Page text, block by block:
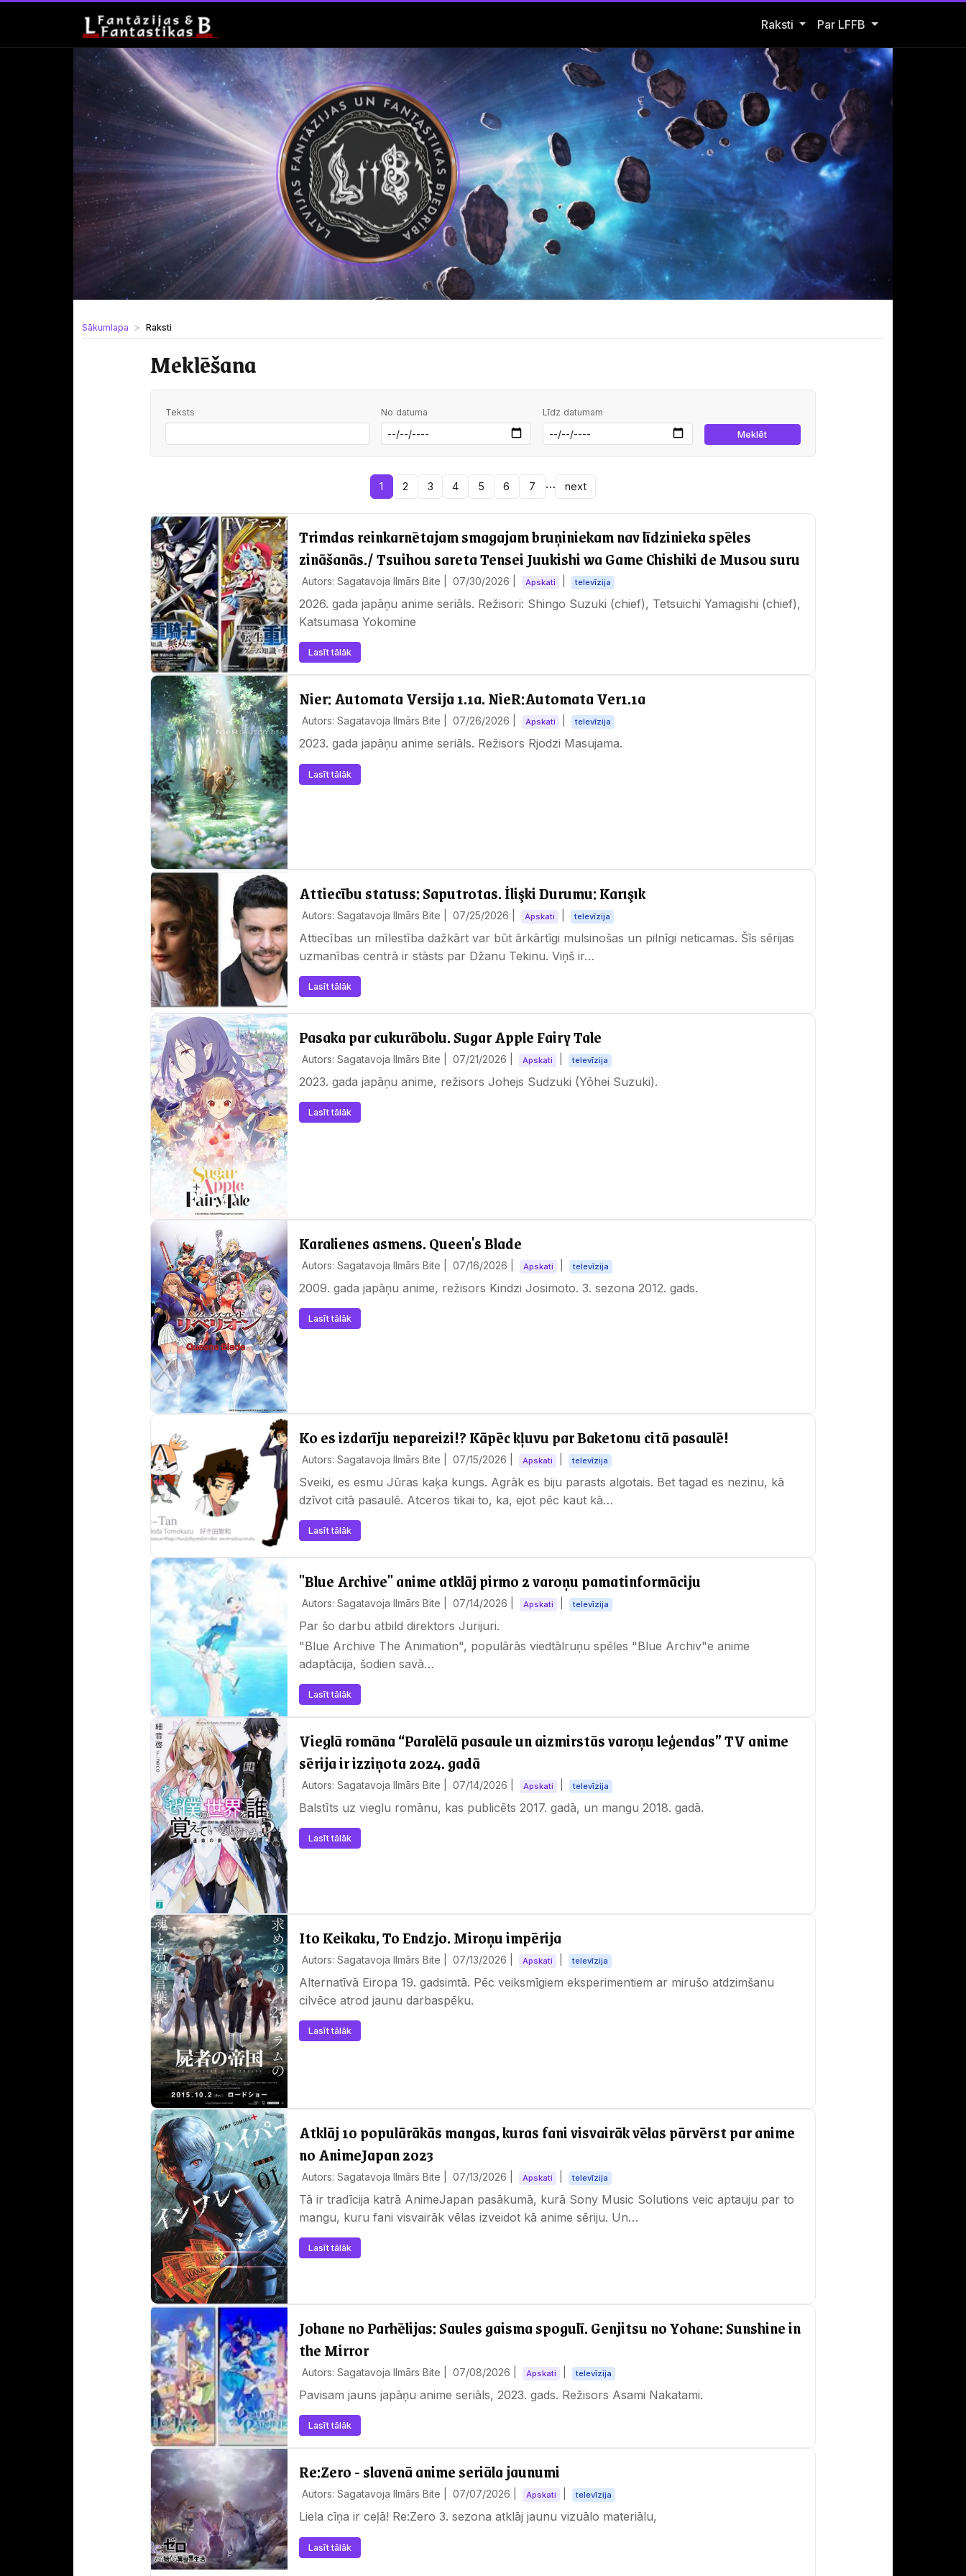
Raksti Open Raksti submenu
Par LFFB
Sākumlapa Raksti
Meklēšana
Teksts No datuma Līdz datumam
1 2 3 4 5 6 7 … next
Trimdas reinkarnētajam smagajam bruņiniekam nav līdzinieka spēles
zināšanās./ Tsuihou sareta Tensei Juukishi wa Game Chishiki de Musou suru
Autors: Sagatavoja Ilmārs Bite | 07/30/2026 Apskati televīzija
2026. gada japāņu anime seriāls. Režisori: Shingo Suzuki (chief), Tetsuichi Yamagishi (chief),
Katsumasa Yokomine
Lasīt tālāk
Nier: Automata Versija 1.1a. NieR:Automata Ver1.1a
Autors: Sagatavoja Ilmārs Bite | 07/26/2026 Apskati televīzija
2023. gada japāņu anime seriāls. Režisors Rjodzi Masujama.
Lasīt tālāk
Attiecību statuss: Saputrotas. İlişki Durumu: Karışık
Autors: Sagatavoja Ilmārs Bite | 07/25/2026 Apskati televīzija
Attiecības un mīlestība dažkārt var būt ārkārtīgi mulsinošas un pilnīgi neticamas. Šīs sērijas
uzmanības centrā ir stāsts par Džanu Tekinu. Viņš ir…
Lasīt tālāk
Pasaka par cukurābolu. Sugar Apple Fairy Tale
Autors: Sagatavoja Ilmārs Bite | 07/21/2026 Apskati televīzija
2023. gada japāņu anime, režisors Johejs Sudzuki (Yōhei Suzuki).
Lasīt tālāk
Karalienes asmens. Queen's Blade
Autors: Sagatavoja Ilmārs Bite | 07/16/2026 Apskati televīzija
2009. gada japāņu anime, režisors Kindzi Josimoto. 3. sezona 2012. gads.
Lasīt tālāk
Ko es izdarīju nepareizi!? Kāpēc kļuvu par Baketonu citā pasaulē!
Autors: Sagatavoja Ilmārs Bite | 07/15/2026 Apskati televīzija
Sveiki, es esmu Jūras kaķa kungs. Agrāk es biju parasts algotais. Bet tagad es nezinu, kā
dzīvot citā pasaulē. Atceros tikai to, ka, ejot pēc kaut kā…
Lasīt tālāk
"Blue Archive" anime atklāj pirmo 2 varoņu pamatinformāciju
Autors: Sagatavoja Ilmārs Bite | 07/14/2026 Apskati televīzija
Par šo darbu atbild direktors Jurijuri.
"Blue Archive The Animation", populārās viedtālruņu spēles "Blue Archiv"e anime
adaptācija, šodien savā…
Lasīt tālāk
Vieglā romāna “Paralēlā pasaule un aizmirstās varoņu leģendas” TV anime
sērija ir izziņota 2024. gadā
Autors: Sagatavoja Ilmārs Bite | 07/14/2026 Apskati televīzija
Balstīts uz vieglu romānu, kas publicēts 2017. gadā, un mangu 2018. gadā.
Lasīt tālāk
Ito Keikaku, To Endzjo. Miroņu impērija
Autors: Sagatavoja Ilmārs Bite | 07/13/2026 Apskati televīzija
Alternatīvā Eiropa 19. gadsimtā. Pēc veiksmīgiem eksperimentiem ar mirušo atdzimšanu
cilvēce atrod jaunu darbaspēku.
Lasīt tālāk
Atklāj 10 populārākās mangas, kuras fani visvairāk vēlas pārvērst par anime
no AnimeJapan 2023
Autors: Sagatavoja Ilmārs Bite | 07/13/2026 Apskati televīzija
Tā ir tradīcija katrā AnimeJapan pasākumā, kurā Sony Music Solutions veic aptauju par to
mangu, kuru fani visvairāk vēlas izveidot kā anime sēriju. Un…
Lasīt tālāk
Johane no Parhēlijas: Saules gaisma spogulī. Genjitsu no Yohane: Sunshine in
the Mirror
Autors: Sagatavoja Ilmārs Bite | 07/08/2026 Apskati televīzija
Pavisam jauns japāņu anime seriāls, 2023. gads. Režisors Asami Nakatami.
Lasīt tālāk
Re:Zero - slavenā anime seriāla jaunumi
Autors: Sagatavoja Ilmārs Bite | 07/07/2026 Apskati televīzija
Liela cīņa ir ceļā! Re:Zero 3. sezona atklāj jaunu vizuālo materiālu,
Lasīt tālāk